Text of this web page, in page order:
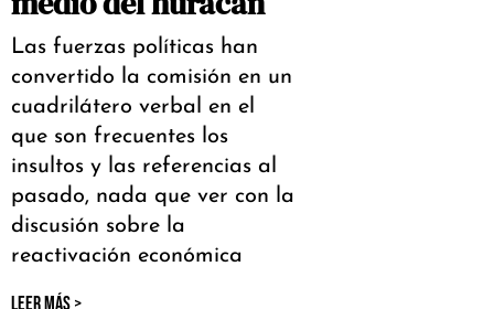
Las fuerzas políticas han
convertido la comisión en un
cuadrilátero verbal en el
que son frecuentes los
insultos y las referencias al
pasado, nada que ver con la
discusión sobre la
reactivación económica
LEER MÁS >